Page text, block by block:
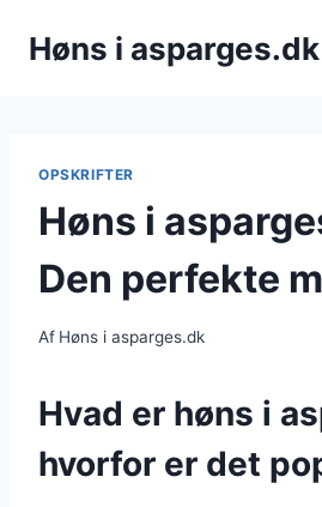
Høns i asparges.dk
OPSKRIFTER
Høns i
Den perfekte
Af Høns i asparges.dk
Hvad er høns i
hvorfor er det